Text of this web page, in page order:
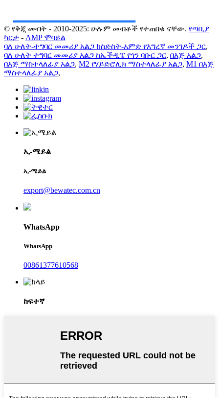
© የቅጂ መብት - 2010-2025: ሁሉም መብቶች የተጠበቁ ናቸው. የጣቢያ
ካርታ - AMP ሞባይል
ባለ ሁለት-ተግባር መመሪያ አልጋ ከስድስት-አምድ የእግረኛ መንገዶች ጋር,
ባለ ሁለት ተግባር መመሪያ አልጋ ከኤችዲፔ የጎን ባቡር ጋር, በእጅ አልጋ,
በእጅ ማስተላለፊያ አልጋ, M2 የሃይድሮሊክ ማስተላለፊያ አልጋ, M1 በእጅ
ማስተላለፊያ አልጋ,
ኢ-ሜይል
ኢ-ሜይል
export@bewatec.com.cn
WhatsApp
WhatsApp
00861377610568
ከፍተኛ